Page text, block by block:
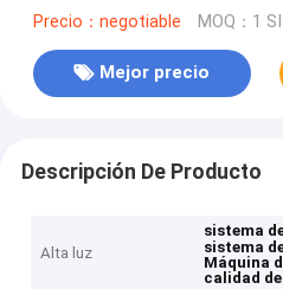
de calidad
Precio：negotiable MOQ：1
Mejor precio
Descripción De Producto
Alta luz
sistema
sistema
Máquina
calidad de